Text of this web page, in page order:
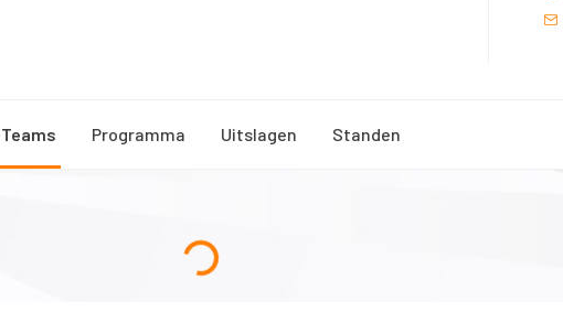
Teams Programma Uitslagen Standen